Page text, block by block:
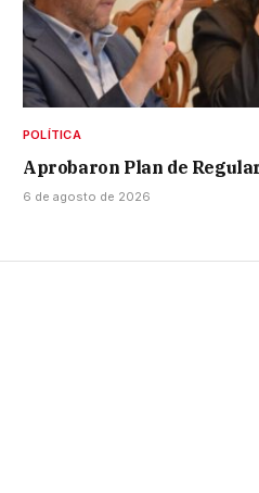
POLÍTICA
Aprobaron Plan de
6 de agosto de 2026